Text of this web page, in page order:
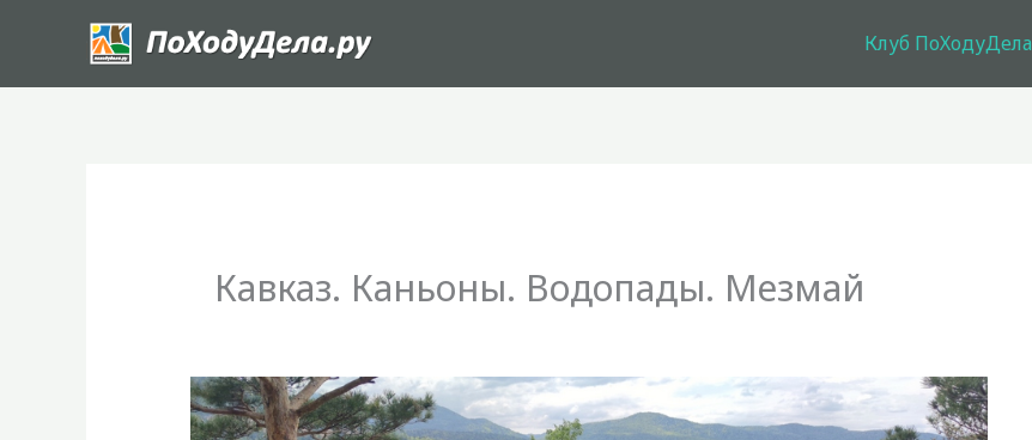
содержимому
Клуб ПоХодуДела
Кавказ. Каньоны. Водопады. Мезмай